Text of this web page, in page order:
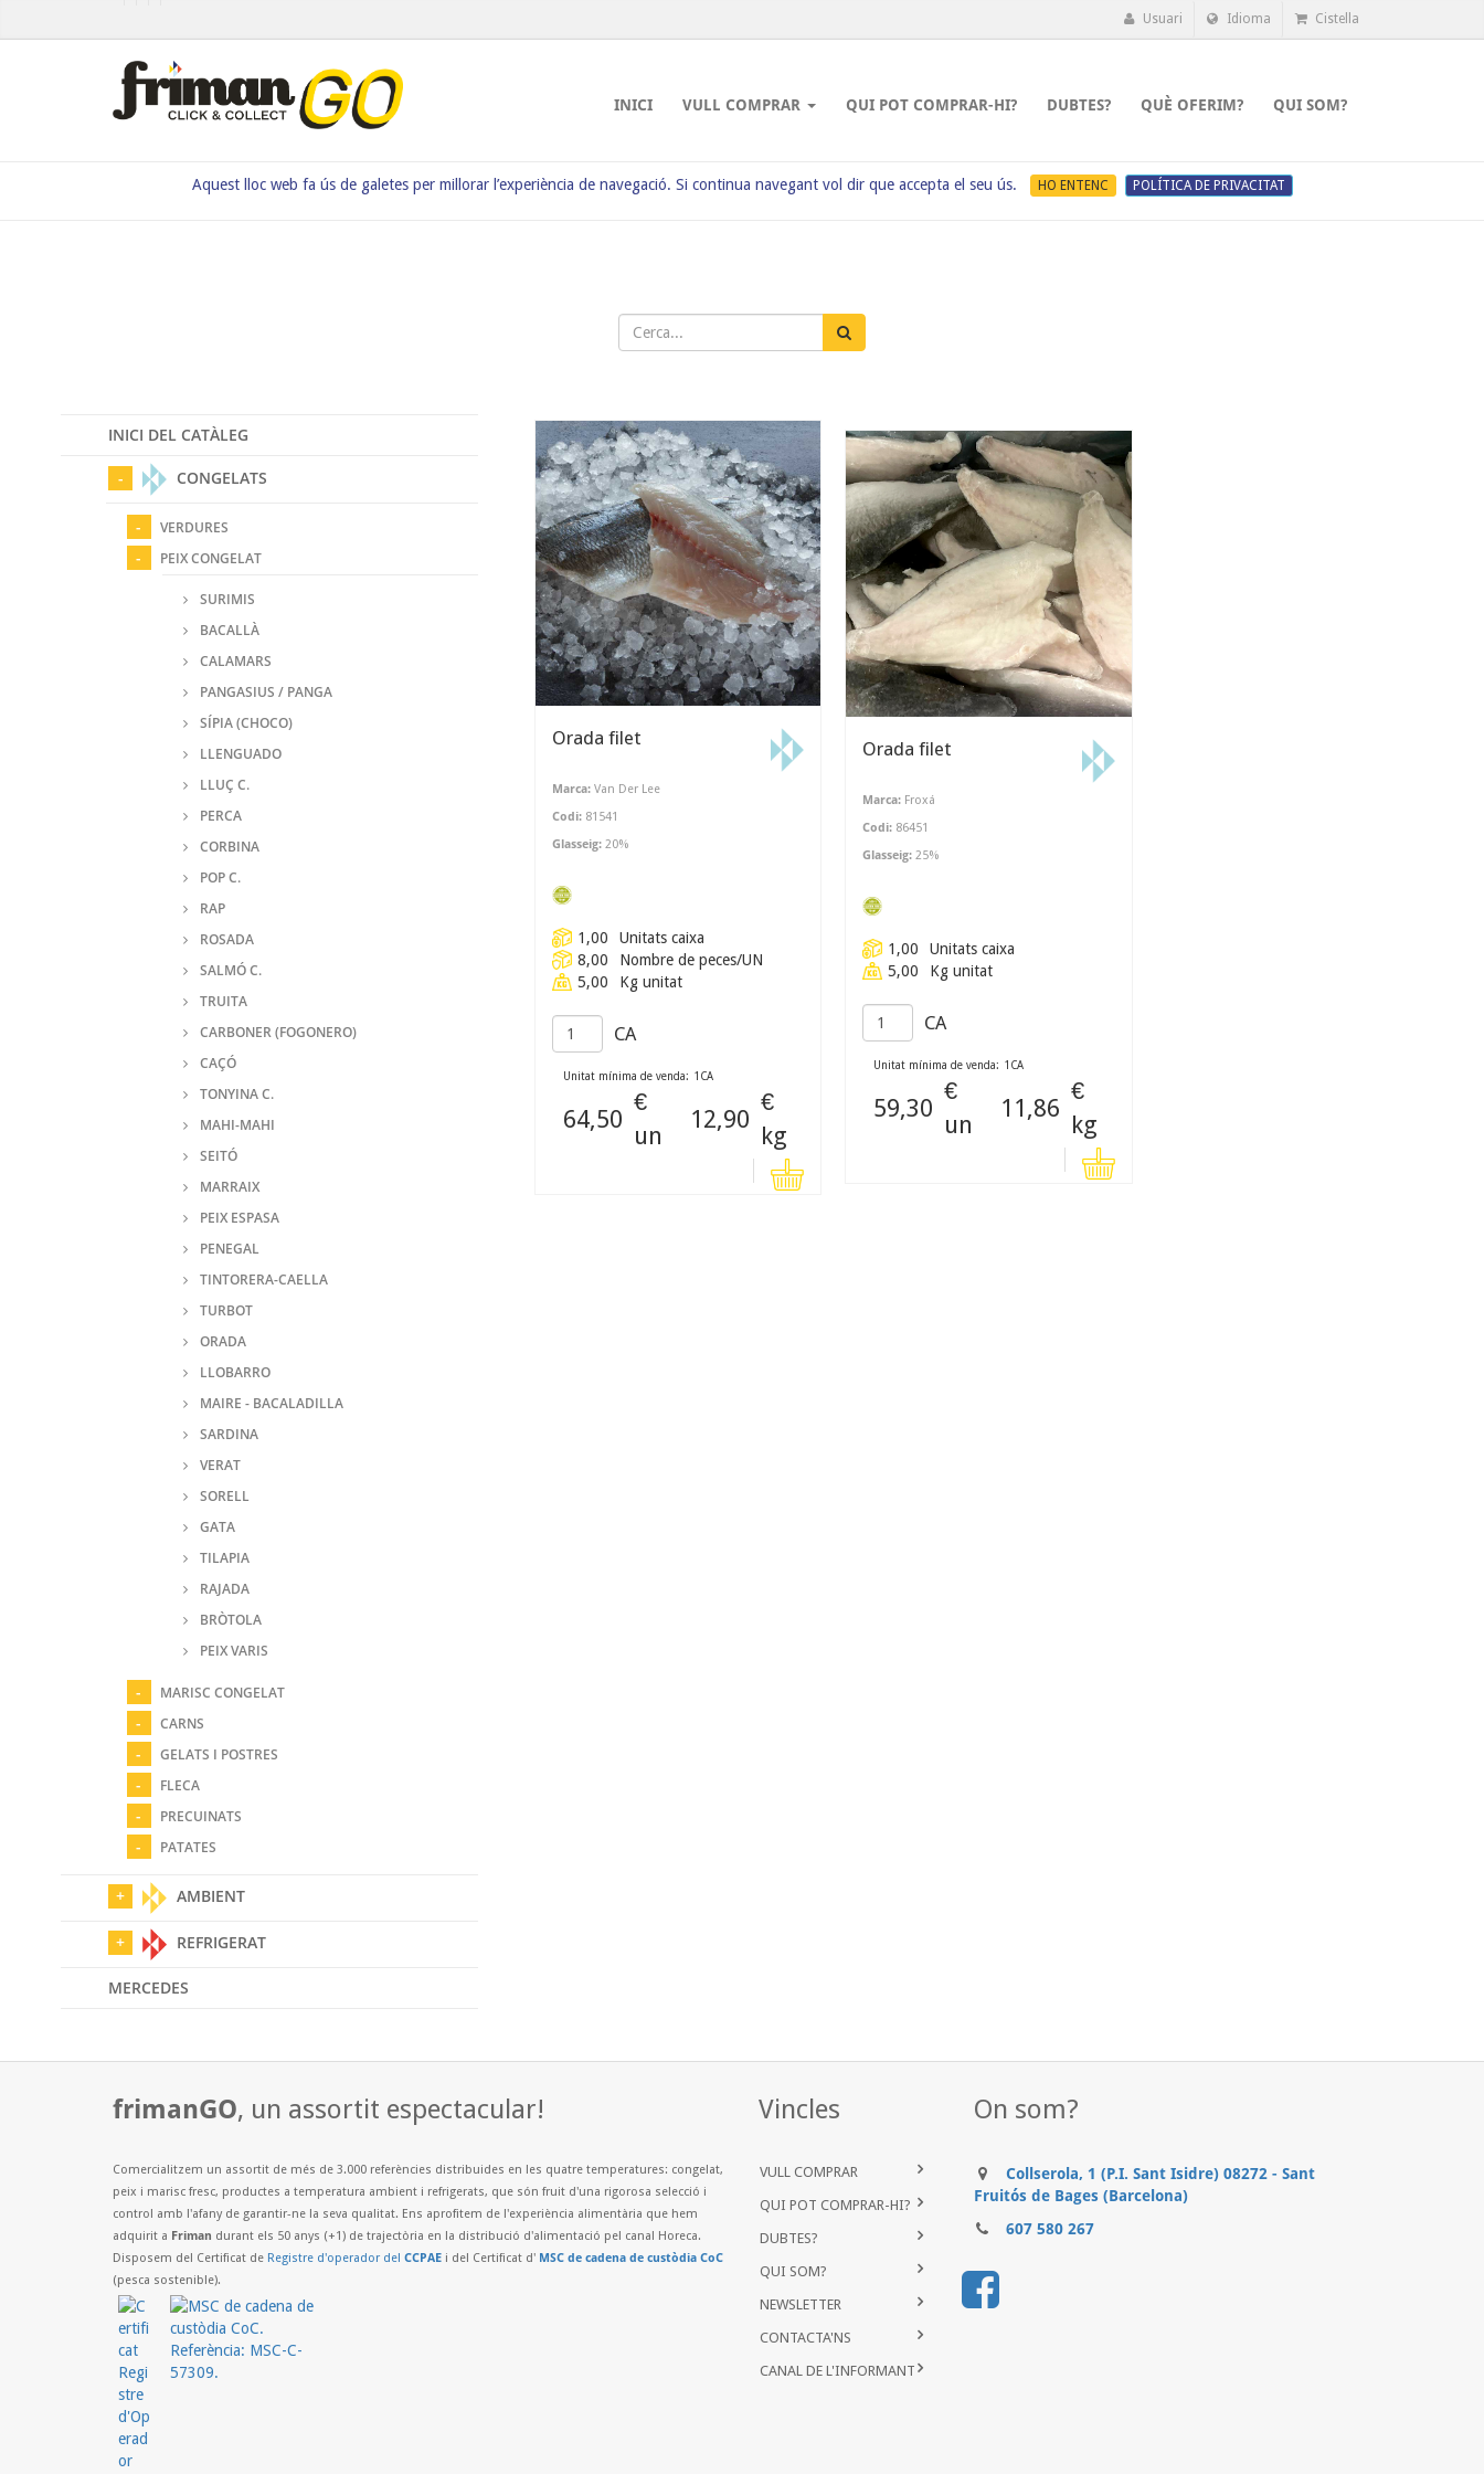
Aquest lloc web fa ús de galetes per millorar l’experiència de navegació. Si continua navegant vol dir que accepta el seu ús. HO ENTENC POLÍTICA DE PRIVACITAT
Usuari Idioma Cistella
INICI VULL COMPRAR QUI POT COMPRAR-HI? DUBTES? QUÈ OFERIM? QUI SOM?
INICI DEL CATÀLEG
CONGELATS
VERDURES
PEIX CONGELAT
SURIMIS
BACALLÀ
CALAMARS
PANGASIUS / PANGA
SÍPIA (CHOCO)
LLENGUADO
LLUÇ C.
PERCA
CORBINA
POP C.
RAP
ROSADA
SALMÓ C.
TRUITA
CARBONER (FOGONERO)
CAÇÓ
TONYINA C.
MAHI-MAHI
SEITÓ
MARRAIX
PEIX ESPASA
PENEGAL
TINTORERA-CAELLA
TURBOT
ORADA
LLOBARRO
MAIRE - BACALADILLA
SARDINA
VERAT
SORELL
GATA
TILAPIA
RAJADA
BRÒTOLA
PEIX VARIS
MARISC CONGELAT
CARNS
GELATS I POSTRES
FLECA
PRECUINATS
PATATES
AMBIENT
REFRIGERAT
MERCEDES
Orada filet
Marca: Van Der Lee
Codi: 81541
Glasseig: 20%
1,00
Unitats caixa
8,00
Nombre de peces/UN
5,00
Kg unitat
CA
Unitat mínima de venda: 1 CA
64,50
€
un
12,90
€
kg
Orada filet
Marca: Froxá
Codi: 86451
Glasseig: 25%
1,00
Unitats caixa
5,00
Kg unitat
CA
Unitat mínima de venda: 1 CA
59,30
€
un
11,86
€
kg
frimanGO, un assortit espectacular!
Comercialitzem un assortit de més de 3.000 referències distribuides en les quatre temperatures: congelat,
peix i marisc fresc, productes a temperatura ambient i refrigerats, que són fruit d'una rigorosa selecció i
control amb l'afany de garantir-ne la seva qualitat. Ens aprofitem de l'experiència alimentària que hem
adquirit a Friman durant els 50 anys (+1) de trajectòria en la distribució d'alimentació pel canal Horeca.
Disposem del Certificat de Registre d'operador del CCPAE i del Certificat d' MSC de cadena de custòdia CoC
(pesca sostenible).
Vincles
VULL COMPRAR
QUI POT COMPRAR-HI?
DUBTES?
QUI SOM?
NEWSLETTER
CONTACTA'NS
CANAL DE L'INFORMANT
On som?
Collserola, 1 (P.I. Sant Isidre) 08272 - Sant
Fruitós de Bages (Barcelona)
607 580 267